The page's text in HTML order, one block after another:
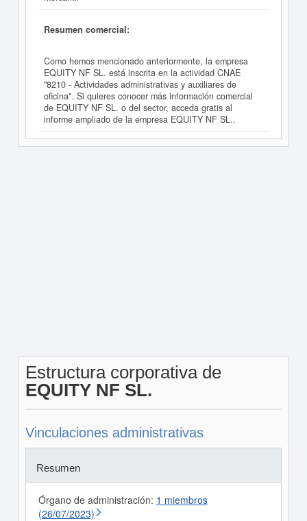
Resumen comercial:
Como hemos mencionado anteriormente, la empresa
EQUITY NF SL. está inscrita en la actividad CNAE
"8210 - Actividades administrativas y auxiliares de
oficina". Si quieres conocer más información comercial
de EQUITY NF SL. o del sector, acceda gratis al
informe ampliado de la empresa EQUITY NF SL..
Estructura corporativa de
EQUITY NF SL.
Vinculaciones administrativas
Resumen
Órgano de administración: 1 miembros
(26/07/2023)